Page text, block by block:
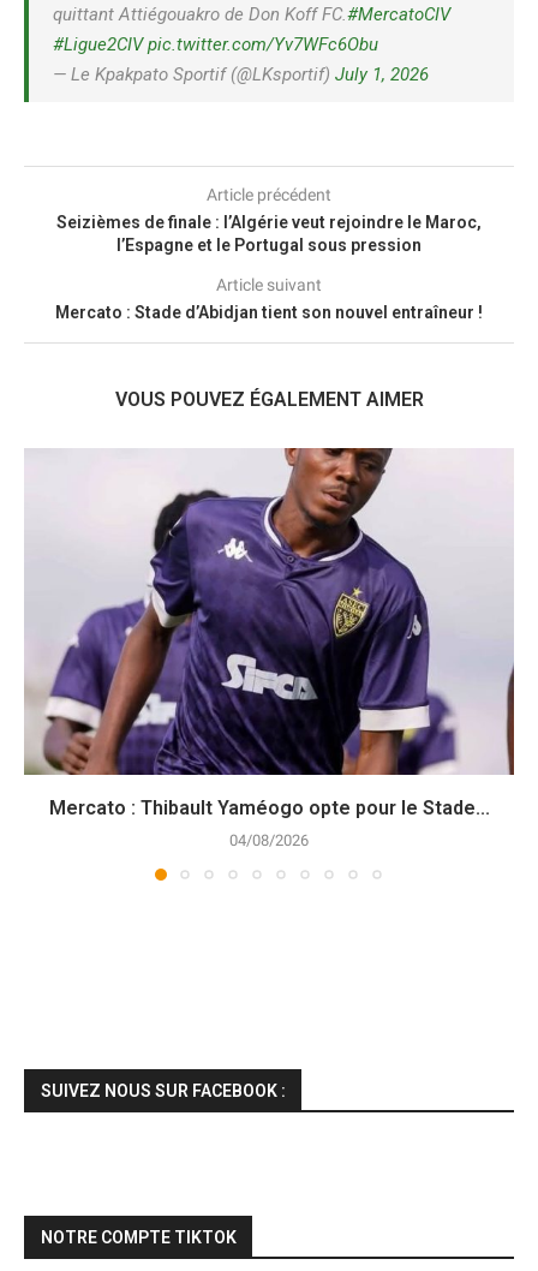
quittant Attiégouakro de Don Koff FC.#MercatoCIV
#Ligue2CIV pic.twitter.com/Yv7WFc6Obu
— Le Kpakpato Sportif (@LKsportif) July 1, 2026
Article précédent
Seizièmes de finale : l’Algérie veut rejoindre le Maroc,
l’Espagne et le Portugal sous pression
Article suivant
Mercato : Stade d’Abidjan tient son nouvel entraîneur !
VOUS POUVEZ ÉGALEMENT AIMER
Mercato : Thibault Yaméogo opte pour le Stade...
04/08/2026
SUIVEZ NOUS SUR FACEBOOK :
NOTRE COMPTE TIKTOK